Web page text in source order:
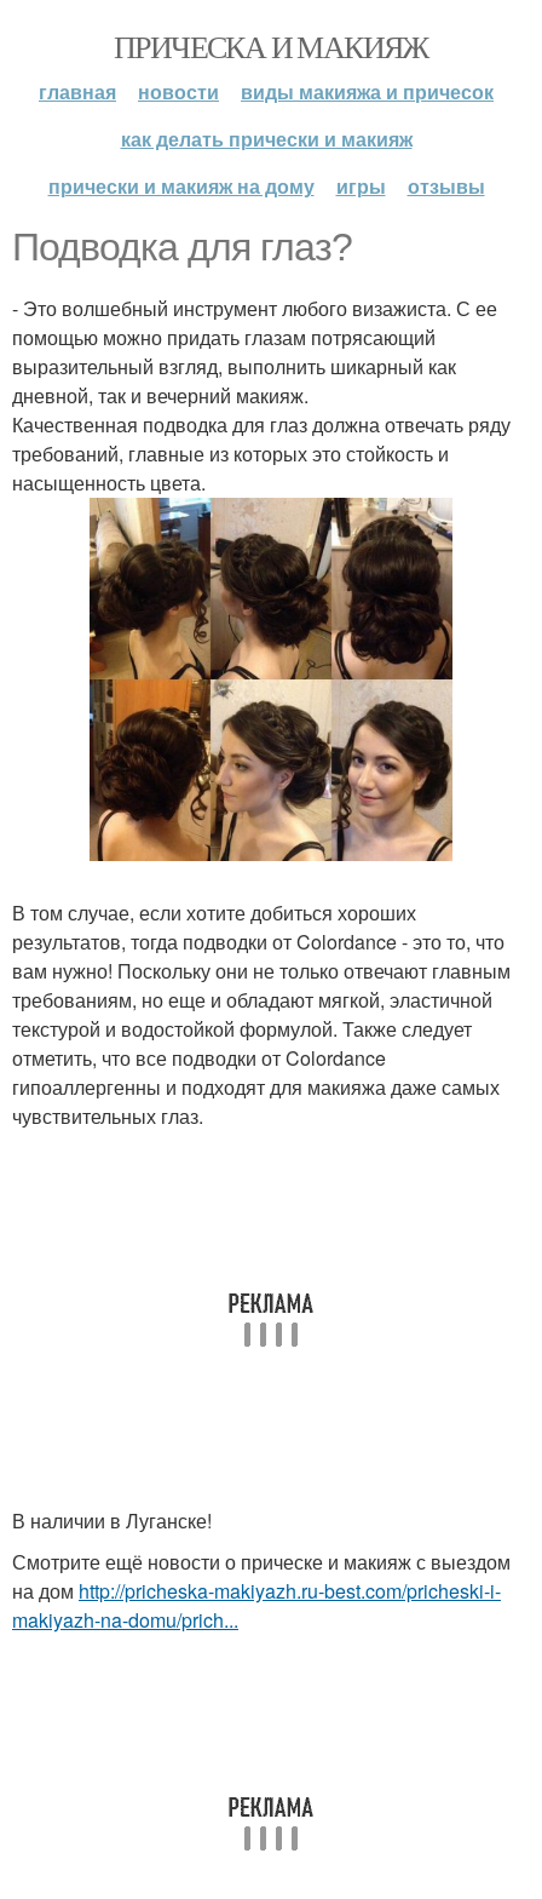
ПРИЧЕСКА И МАКИЯЖ
главная новости
виды макияжа и причесок
как делать прически и макияж
прически и макияж на дому
игры отзывы
Подводка для глаз?
- Это волшебный инструмент любого визажиста. С ее
помощью можно придать глазам потрясающий
выразительный взгляд, выполнить шикарный как
дневной, так и вечерний макияж.
Качественная подводка для глаз должна отвечать ряду
требований, главные из которых это стойкость и
насыщенность цвета.
В том случае, если хотите добиться хороших
результатов, тогда подводки от Colordance - это то, что
вам нужно! Поскольку они не только отвечают главным
требованиям, но еще и обладают мягкой, эластичной
текстурой и водостойкой формулой. Также следует
отметить, что все подводки от Colordance
гипоаллергенны и подходят для макияжа даже самых
чувствительных глаз.
В наличии в Луганске!
Смотрите ещё новости о прическе и макияж с выездом
на дом http://pricheska-makiyazh.ru-best.com/pricheski-i-
makiyazh-na-domu/prich...